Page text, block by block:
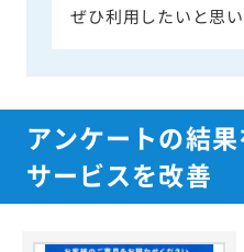
ぜひ利用したいと思
アンケートの結
サービスを改善